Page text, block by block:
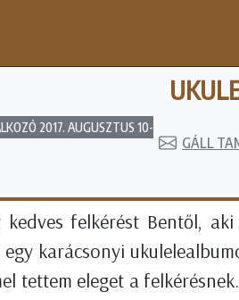
2017. AUGUSZTUS 10-
GÁLL
kedves felkérést Bentől,
karácsonyi
tettem eleget a